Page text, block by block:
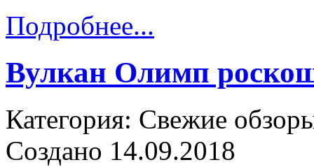
Подробнее...
Вулкан Олимп
Категория: Свежие
Создано 14.09.2018